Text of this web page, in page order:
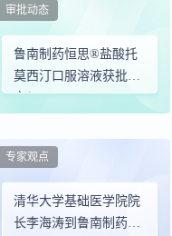
鲁南制药恒思®盐酸托
莫西汀口服溶液获批上
市！
审批动态
清华大学基础医学院院
长李海涛到鲁南制药调
专家观点